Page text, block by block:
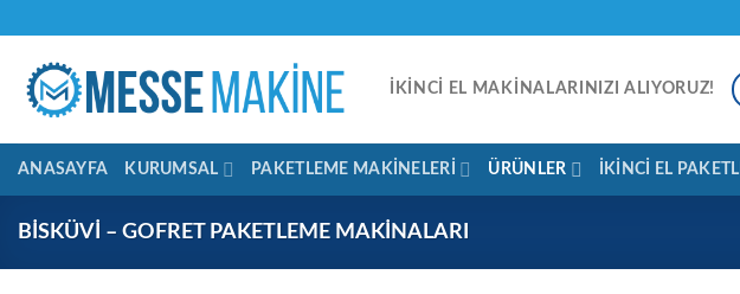
İKINCI EL MAKINALARINIZI ALIYORUZ!
ANASAYFA KURUMSAL PAKETLEME MAKINELERI ÜRÜNLER İKINCI EL
BISKÜVI – GOFRET PAKETLEME MAKINALARI